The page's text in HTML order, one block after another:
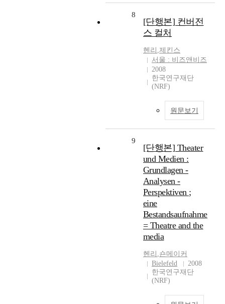
8
[단행본] 컨버전
스 컬처
헨리 ,제킨스
서울 : 비즈앤비즈
2008
한국연구재단
(NRF)
원문보기
9
[단행본] Theater
und Medien :
Grundlagen -
Analysen -
Perspektiven ;
eine
Bestandsaufnahme
= Theatre and the
media
헨리 ,숀메이커
Bielefeld
2008
한국연구재단
(NRF)